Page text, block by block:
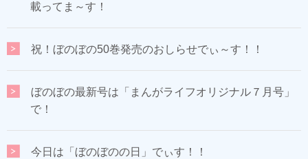
載ってま～す！
祝！ぼのぼの50巻発売のおしらせでぃ～す！！
ぼのぼの最新号は「まんがライフオリジナル７月号」
で！
今日は「ぼのぼのの日」でぃす！！